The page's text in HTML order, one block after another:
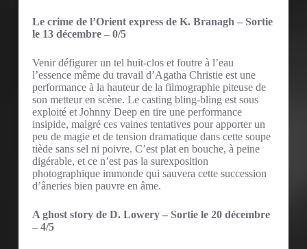
Le crime de l’Orient express de K. Branagh – Sortie
le 13 décembre – 0/5
Venir défigurer un tel huit-clos et foutre à l’eau
l’essence même du travail d’Agatha Christie est une
performance à la hauteur de la filmographie piteuse de
son metteur en scène. Le casting bling-bling est sous
exploité et Johnny Deep en tire une performance
insipide, malgré ces vaines tentatives pour apporter un
peu de magie et de tension dramatique dans cette soupe
tiède sans sel ni poivre. C’est plat en bouche, à peine
digérable, et ce n’est pas la surexposition
photographique immonde qui sauvera cette succession
d’âneries bien pauvre en âme.
A ghost story de D. Lowery – Sortie le 20 décembre
– 4/5